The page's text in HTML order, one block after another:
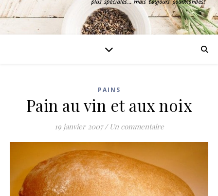
plus spéciales… mais toujours gourmandes!
PAINS
Pain au vin et aux noix
19 janvier 2007 / Un commentaire